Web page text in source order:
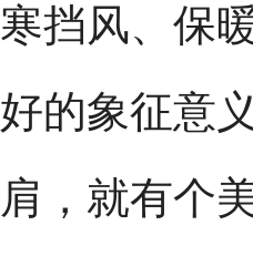
寒挡风、保
好的象征意
肩，就有个